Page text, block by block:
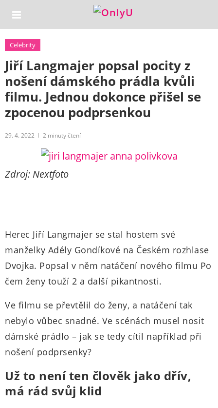
Celebrity
Jiří Langmajer popsal pocity z
nošení dámského prádla kvůli
filmu. Jednou dokonce přišel se
zpocenou podprsenkou
29. 4. 2022 2 minuty čtení
Zdroj: Nextfoto
Herec Jiří Langmajer se stal hostem své
manželky Adély Gondíkové na Českém rozhlase
Dvojka. Popsal v něm natáčení nového filmu Po
čem ženy touží 2 a další pikantnosti.
Ve filmu se převtělil do ženy, a natáčení tak
nebylo vůbec snadné. Ve scénách musel nosit
dámské prádlo – jak se tedy cítil například při
nošení podprsenky?
Už to není ten člověk jako dřív,
má rád svůj klid